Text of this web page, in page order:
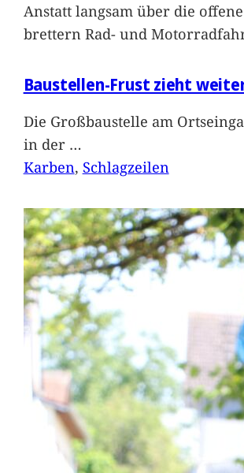
Anstatt langsam über die
brettern Rad- und
Baustellen-Frust zieht
Die Großbaustelle am
in der …
Karben, Schlagzeilen